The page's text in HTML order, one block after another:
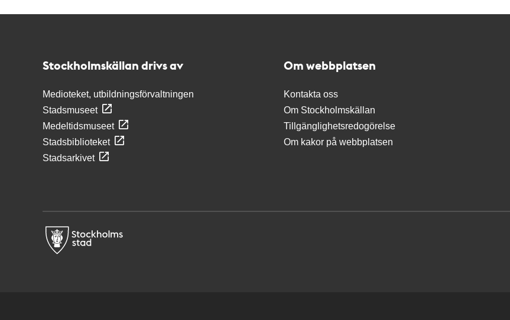
Stockholmskällan drivs av
Medioteket, utbildningsförvaltningen
Stadsmuseet
Medeltidsmuseet
Stadsbiblioteket
Stadsarkivet
Om webbplatsen
Kontakta oss
Om Stockholmskällan
Tillgänglighetsredogörelse
Om kakor på webbplatsen